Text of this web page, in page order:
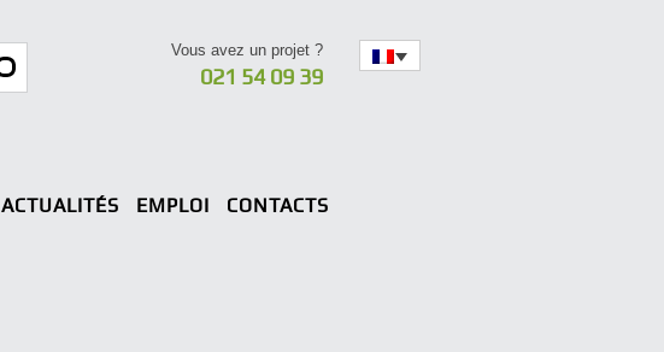
Vous avez un projet ?
021 54 09 39
ACTUALITÉS EMPLOI CONTACTS